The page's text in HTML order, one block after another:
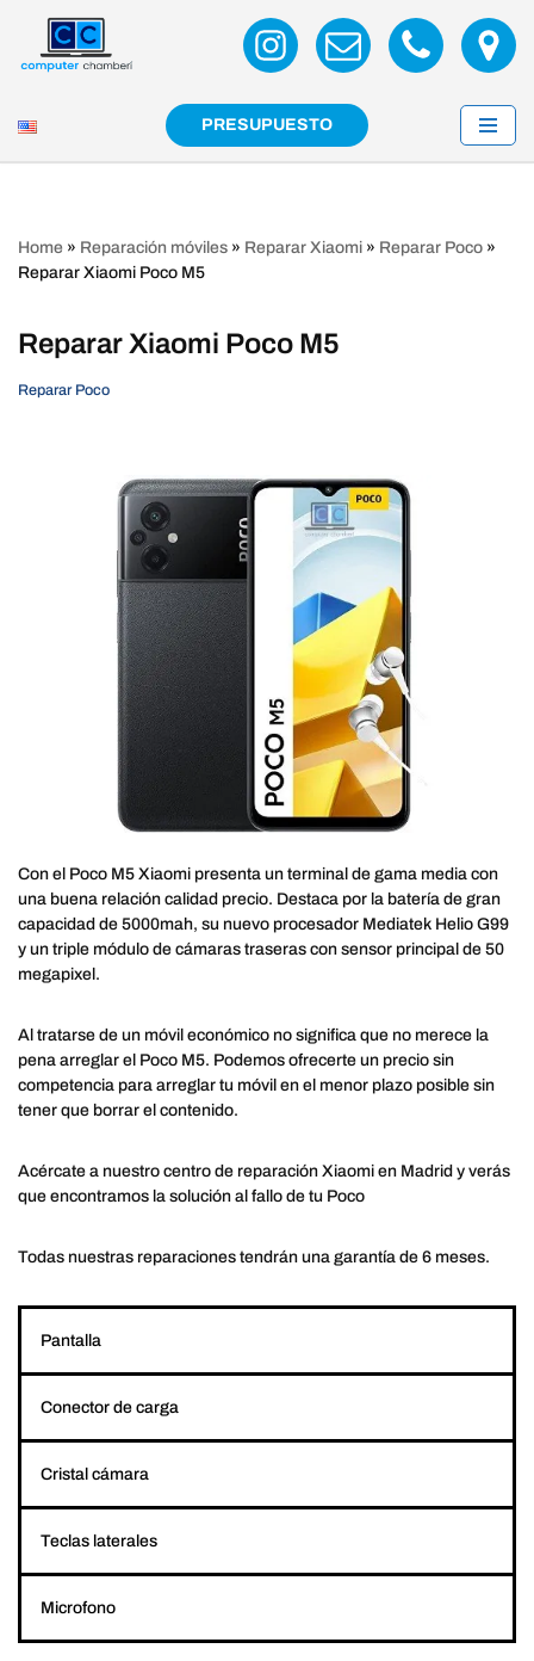
Saltar
PRESUPUESTO
Home » Reparación móviles » Reparar Xiaomi » Reparar Poco »
Reparar Xiaomi Poco M5
Reparar Xiaomi Poco M5
Reparar Poco
Con el Poco M5 Xiaomi presenta un terminal de gama media con
una buena relación calidad precio. Destaca por la batería de gran
capacidad de 5000mah, su nuevo procesador Mediatek Helio G99
y un triple módulo de cámaras traseras con sensor principal de 50
megapixel.
Al tratarse de un móvil económico no significa que no merece la
pena arreglar el Poco M5. Podemos ofrecerte un precio sin
competencia para arreglar tu móvil en el menor plazo posible sin
tener que borrar el contenido.
Acércate a nuestro centro de reparación Xiaomi en Madrid y verás
que encontramos la solución al fallo de tu Poco
Todas nuestras reparaciones tendrán una garantía de 6 meses.
Pantalla
Conector de carga
Cristal cámara
Teclas laterales
Microfono